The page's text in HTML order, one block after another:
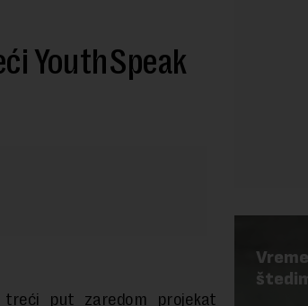
YouthSpeak
treći put zaredom projekat